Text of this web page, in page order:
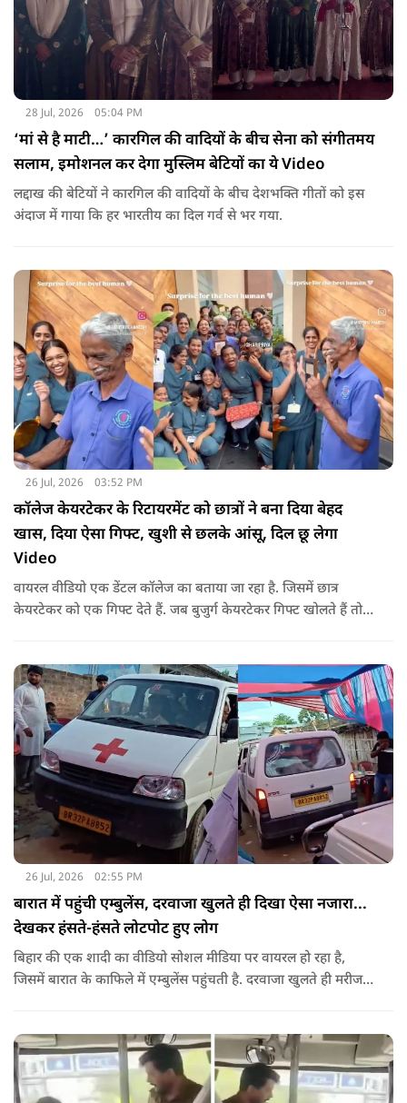
28 Jul, 2026 05:04 PM
‘मां से है माटी…’ कारगिल की वादियों के बीच सेना को संगीतमय
सलाम, इमोशनल कर देगा मुस्लिम बेटियों का ये Video
लद्दाख की बेटियों ने कारगिल की वादियों के बीच देशभक्ति गीतों को इस
अंदाज में गाया कि हर भारतीय का दिल गर्व से भर गया.
26 Jul, 2026 03:52 PM
कॉलेज केयरटेकर के रिटायरमेंट को छात्रों ने बना दिया बेहद
खास, दिया ऐसा गिफ्ट, खुशी से छलके आंसू, दिल छू लेगा
Video
वायरल वीडियो एक डेंटल कॉलेज का बताया जा रहा है. जिसमें छात्र
केयरटेकर को एक गिफ्ट देते हैं. जब बुजुर्ग केयरटेकर गिफ्ट खोलते हैं तो
26 Jul, 2026 02:55 PM
बारात में पहुंची एम्बुलेंस, दरवाजा खुलते ही दिखा ऐसा नजारा...
देखकर हंसते-हंसते लोटपोट हुए लोग
बिहार की एक शादी का वीडियो सोशल मीडिया पर वायरल हो रहा है,
जिसमें बारात के काफिले में एम्बुलेंस पहुंचती है. दरवाजा खुलते ही मरीज